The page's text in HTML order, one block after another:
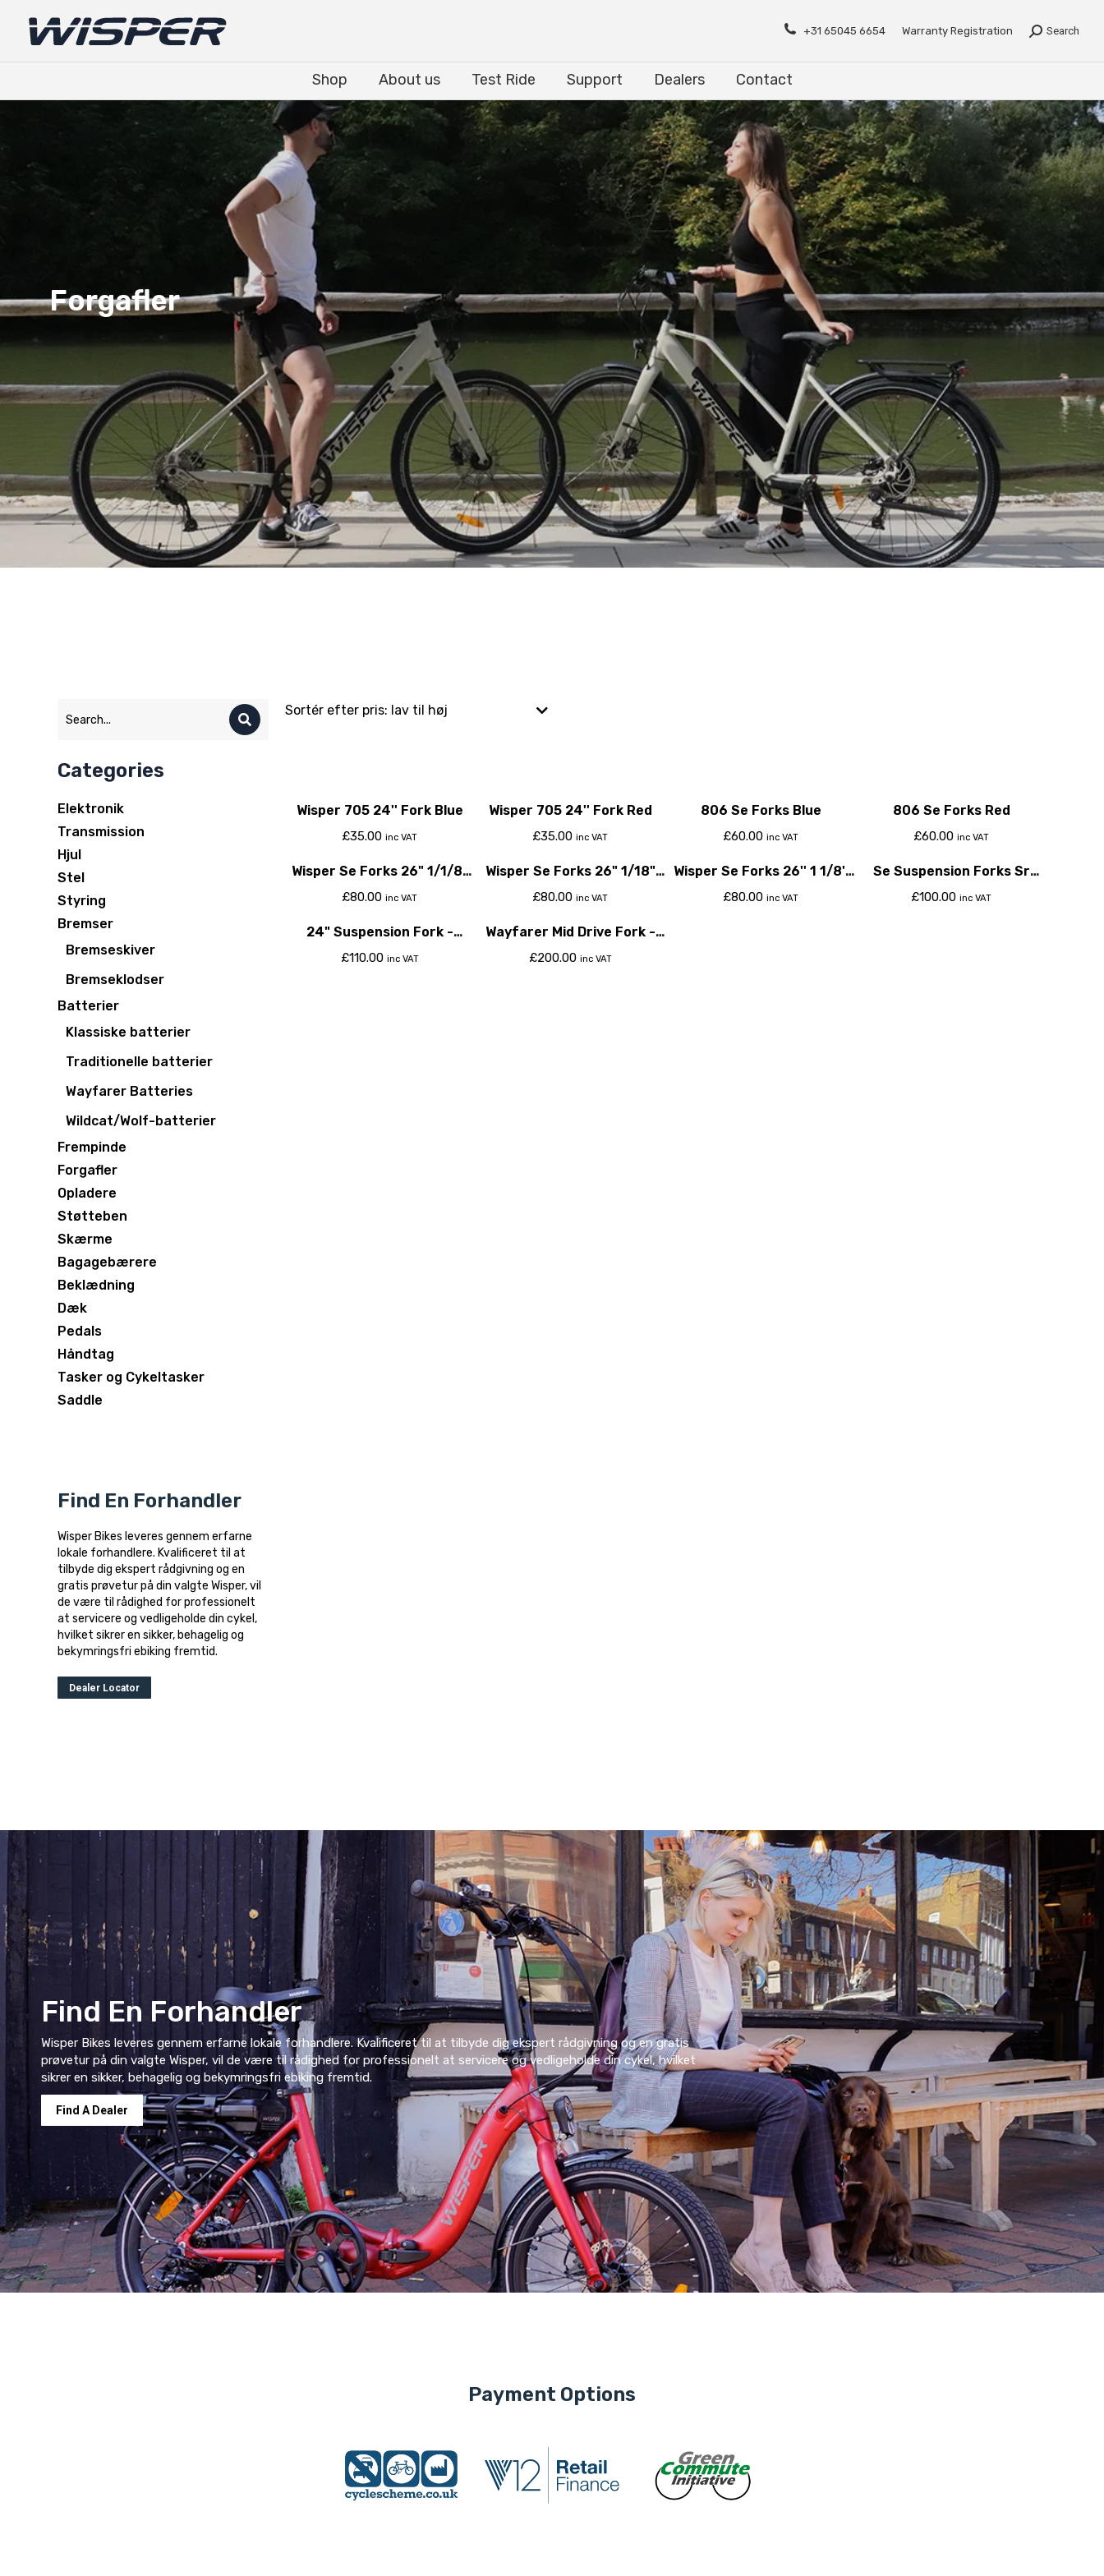
+31 65045 6654 Warranty Registration Search
Shop About us Test Ride Support Dealers Contact
Forgafler
Categories
Elektronik
Transmission
Hjul
Stel
Styring
Bremser
Bremseskiver
Bremseklodser
Batterier
Klassiske batterier
Traditionelle batterier
Wayfarer Batteries
Wildcat/Wolf-batterier
Frempinde
Forgafler
Opladere
Støtteben
Skærme
Bagagebærere
Beklædning
Dæk
Pedals
Håndtag
Tasker og Cykeltasker
Saddle
Find En Forhandler
Wisper Bikes leveres gennem erfarne
lokale forhandlere. Kvalificeret til at
tilbyde dig ekspert rådgivning og en
gratis prøvetur på din valgte Wisper, vil
de være til rådighed for professionelt
at servicere og vedligeholde din cykel,
hvilket sikrer en sikker, behagelig og
bekymringsfri ebiking fremtid.
Dealer Locator
Wisper 705 24'' Fork Blue
£35.00 inc VAT
Wisper 705 24'' Fork Red
£35.00 inc VAT
806 Se Forks Blue
£60.00 inc VAT
806 Se Forks Red
£60.00 inc VAT
Wisper Se Forks 26" 1/1/8"
Rigid Blue
£80.00 inc VAT
Wisper Se Forks 26" 1/18"
Rigid Black
£80.00 inc VAT
Wisper Se Forks 26'' 1 1/8''
Rigid Red
£80.00 inc VAT
Se Suspension Forks Sr
Suntour Nex
£100.00 inc VAT
24" Suspension Fork -
Suntour XCM
£110.00 inc VAT
Wayfarer Mid Drive Fork -
Suntour Xcm
£200.00 inc VAT
Find En Forhandler
Wisper Bikes leveres gennem erfarne lokale forhandlere. Kvalificeret til at tilbyde dig ekspert rådgivning og en gratis
prøvetur på din valgte Wisper, vil de være til rådighed for professionelt at servicere og vedligeholde din cykel, hvilket
sikrer en sikker, behagelig og bekymringsfri ebiking fremtid.
Find A Dealer
Payment Options
Contact